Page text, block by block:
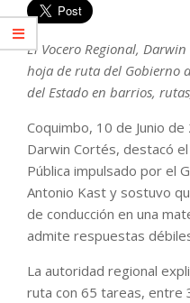
El Vocero Regional,
hoja de ruta del Gobierno
del Estado en barrios,
Coquimbo, 10 de Junio
Darwin Cortés, destacó
Pública impulsado por el
Antonio Kast y sostuvo
de conducción en una
admite respuestas
La autoridad regional
ruta con 65 tareas, entre